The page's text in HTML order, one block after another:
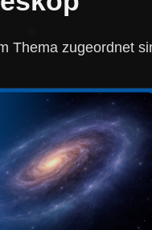
Thema zugeordnet